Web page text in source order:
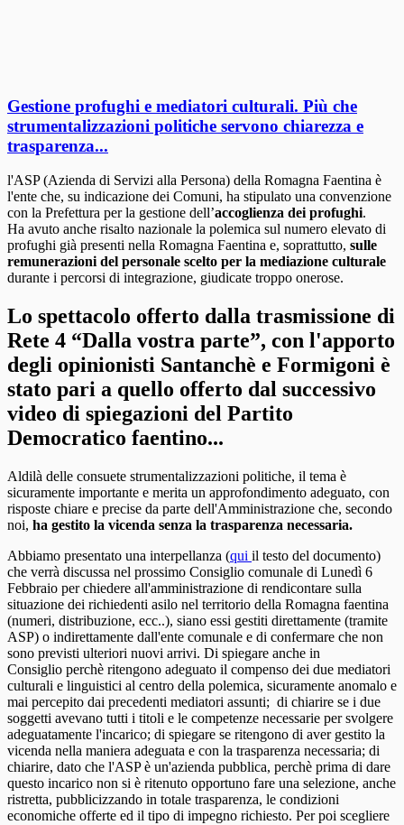
Gestione profughi e mediatori culturali. Più che
strumentalizzazioni politiche servono chiarezza e
trasparenza...
l'ASP (Azienda di Servizi alla Persona) della Romagna Faentina è
l'ente che, su indicazione dei Comuni, ha stipulato una convenzione
con la Prefettura per la gestione dell’accoglienza dei profughi.
Ha avuto anche risalto nazionale la polemica sul numero elevato di
profughi già presenti nella Romagna Faentina e, soprattutto, sulle
remunerazioni del personale scelto per la mediazione culturale
durante i percorsi di integrazione, giudicate troppo onerose.
Lo spettacolo offerto dalla trasmissione di
Rete 4 “Dalla vostra parte”, con l'apporto
degli opinionisti Santanchè e Formigoni è
stato pari a quello offerto dal successivo
video di spiegazioni del Partito
Democratico faentino...
Aldilà delle consuete strumentalizzazioni politiche, il tema è
sicuramente importante e merita un approfondimento adeguato, con
risposte chiare e precise da parte dell'Amministrazione che, secondo
noi, ha gestito la vicenda senza la trasparenza necessaria.
Abbiamo presentato una interpellanza (qui il testo del documento)
che verrà discussa nel prossimo Consiglio comunale di Lunedì 6
Febbraio per chiedere all'amministrazione di rendicontare sulla
situazione dei richiedenti asilo nel territorio della Romagna faentina
(numeri, distribuzione, ecc..), siano essi gestiti direttamente (tramite
ASP) o indirettamente dall'ente comunale e di confermare che non
sono previsti ulteriori nuovi arrivi. Di spiegare anche in
Consiglio perchè ritengono adeguato il compenso dei due mediatori
culturali e linguistici al centro della polemica, sicuramente anomalo e
mai percepito dai precedenti mediatori assunti; di chiarire se i due
soggetti avevano tutti i titoli e le competenze necessarie per svolgere
adeguatamente l'incarico; di spiegare se ritengono di aver gestito la
vicenda nella maniera adeguata e con la trasparenza necessaria; di
chiarire, dato che l'ASP è un'azienda pubblica, perchè prima di dare
questo incarico non si è ritenuto opportuno fare una selezione, anche
ristretta, pubblicizzando in totale trasparenza, le condizioni
economiche offerte ed il tipo di impegno richiesto. Per poi scegliere